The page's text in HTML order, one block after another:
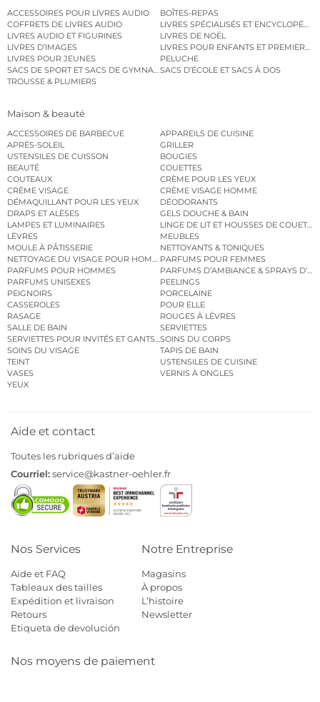
ACCESSOIRES POUR LIVRES AUDIO
BOÎTES-REPAS
COFFRETS DE LIVRES AUDIO
LIVRES SPÉCIALISÉS ET
LIVRES AUDIO ET FIGURINES
LIVRES DE NOËL
LIVRES D’IMAGES
LIVRES POUR ENFANTS ET PREMIERS
LIVRES POUR JEUNES
PELUCHE
SACS DE SPORT ET SACS DE GYMNASTIQUESACS D’ÉCOLE ET SACS À DOS
TROUSSE & PLUMIERS
Maison & beauté
ACCESSOIRES DE BARBECUE
APPAREILS DE CUISINE
APRÈS-SOLEIL
GRILLER
USTENSILES DE CUISSON
BOUGIES
BEAUTÉ
COUETTES
COUTEAUX
CRÈME POUR LES YEUX
CRÈME VISAGE
CRÈME VISAGE HOMME
DÉMAQUILLANT POUR LES YEUX
DÉODORANTS
DRAPS ET ALÈSES
GELS DOUCHE & BAIN
LAMPES ET LUMINAIRES
LINGE DE LIT ET HOUSSES DE COUETTE
LÈVRES
MEUBLES
MOULE À PÂTISSERIE
NETTOYANTS & TONIQUES
NETTOYAGE DU VISAGE POUR HOMMESPARFUMS POUR FEMMES
PARFUMS POUR HOMMES
PARFUMS D’AMBIANCE & SPRAYS
PARFUMS UNISEXES
PEELINGS
PEIGNOIRS
PORCELAINE
CASSEROLES
POUR ELLE
RASAGE
ROUGES À LÈVRES
SALLE DE BAIN
SERVIETTES
SERVIETTES POUR INVITÉS ET GANTS DE TOILETTE
SOINS DU CORPS
SOINS DU VISAGE
TAPIS DE BAIN
TEINT
USTENSILES DE CUISINE
VASES
VERNIS À ONGLES
YEUX
Aide et contact
Toutes les rubriques d’aide
Courriel:service@kastner-oehler.fr
Nos Services
Aide et FAQ
Tableaux des tailles
Expédition et livraison
Retours
Etiqueta de devolución
Notre Entreprise
Magasins
À propos
L’histoire
Newsletter
Nos moyens de paiement